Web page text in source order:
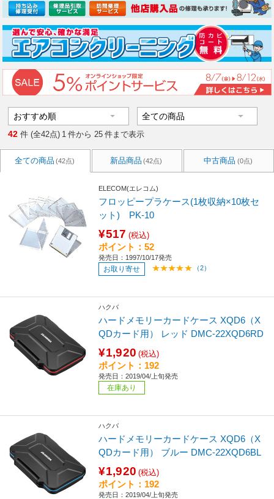
42 件 (全42点) 1 件から 25 件まで表示
全ての商品 (42点) 新品商品 (42点) 中古商品 (0点)
ELECOM(エレコム)
フロッピープラケース(1枚収納×10枚セ
ット) PK-10
¥517 (税込)
ポイント：52
発売日：1997/10/17発売
お取り寄せ （2）
ハクバ
ハードメモリーカードケース XQD6（X
QDカード用） レッド DMC-22XQD6RD
¥1,920 (税込)
ポイント：192
発売日：2019/04/上旬発売
在庫あり
ハクバ
ハードメモリーカードケース XQD6（X
QDカード用） ブルー DMC-22XQD6BL
¥1,920 (税込)
ポイント：192
発売日：2019/04/上旬発売